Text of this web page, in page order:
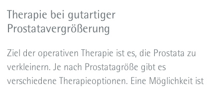
Therapie bei gutartiger
Prostatavergrößerung
Ziel der operativen Therapie ist es, die Prostata zu
verkleinern. Je nach Prostatagröße gibt es
verschiedene Therapieoptionen. Eine Möglichkeit ist